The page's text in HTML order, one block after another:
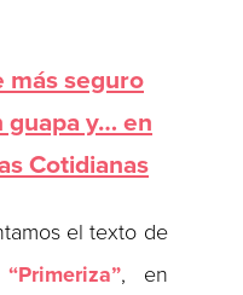
más seguro
guapa y… en
Cotidianas
el texto de
“Primeriza”, en